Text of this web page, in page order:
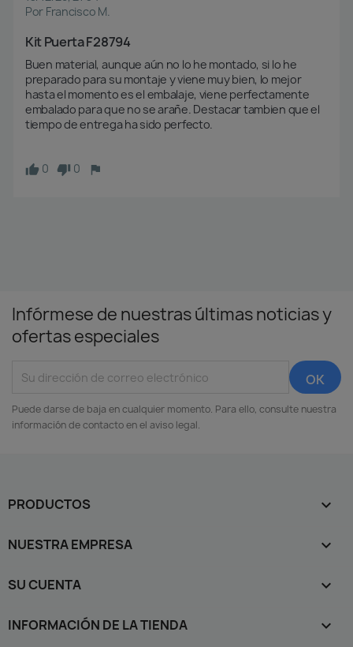
Por Francisco M.
Kit Puerta F28794
Buen material, aunque aún no lo he montado, si lo he
preparado para su montaje y viene muy bien, lo mejor
hasta el momento es el embalaje, viene perfectamente
embalado para que no se arañe. Destacar tambien que el
tiempo de entrega ha sido perfecto.
0 0
Infórmese de nuestras últimas noticias y
ofertas especiales
Puede darse de baja en cualquier momento. Para ello, consulte nuestra
información de contacto en el aviso legal.
PRODUCTOS 
NUESTRA EMPRESA 
SU CUENTA 
INFORMACIÓN DE LA TIENDA keyboard_arrow_down